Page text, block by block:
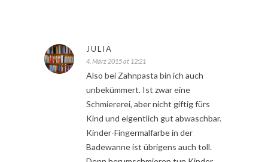
JULIA
4. März 2015 at 12:21
Also bei Zahnpasta bin ich auch
unbekümmert. Ist zwar eine
Schmiererei, aber nicht giftig fürs
Kind und eigentlich gut abwaschbar.
Kinder-Fingermalfarbe in der
Badewanne ist übrigens auch toll.